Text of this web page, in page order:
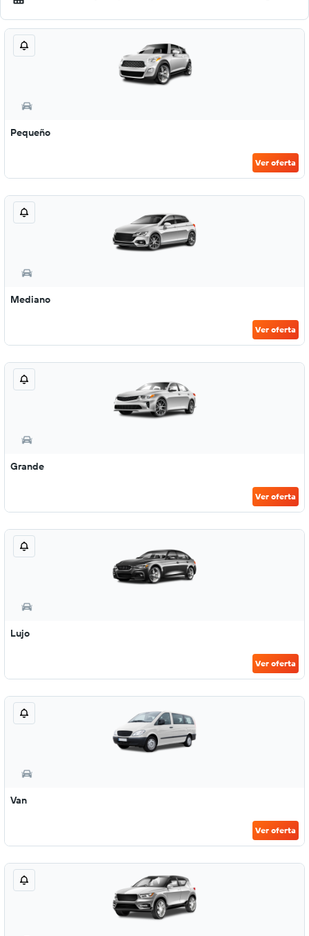
Pequeño
Ver oferta
Mediano
Ver oferta
Grande
Ver oferta
Lujo
Ver oferta
Van
Ver oferta